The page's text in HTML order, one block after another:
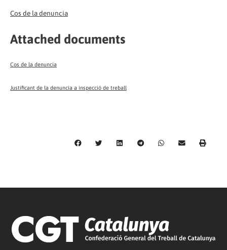
Cos de la denuncia
Attached documents
Cos de la denuncia
Justificant de la denuncia a inspecció de treball